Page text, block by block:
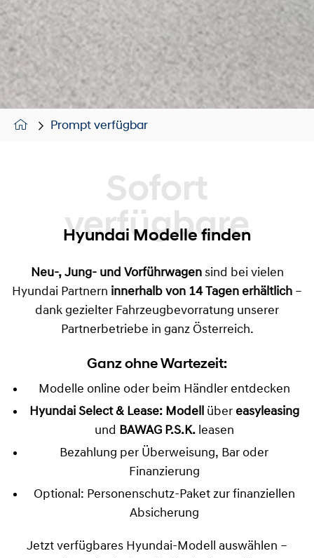
Prompt verfügbar
Sofort verfügbare
Hyundai Modelle finden
Neu-, Jung- und Vorführwagensind bei vielen
Hyundai Partnern innerhalb von 14 Tagen erhältlich –
dank gezielter Fahrzeugbevorratung unserer
Partnerbetriebe in ganz Österreich.
Ganz ohne Wartezeit:
Modelle online oder beim Händler entdecken
Hyundai Select & Lease: Modell über easyleasing
und BAWAG P.S.K.leasen
Bezahlung per Überweisung, Bar oder
Finanzierung
Optional: Personenschutz-Paket zur finanziellen
Absicherung
Jetzt verfügbares Hyundai-Modell auswählen –